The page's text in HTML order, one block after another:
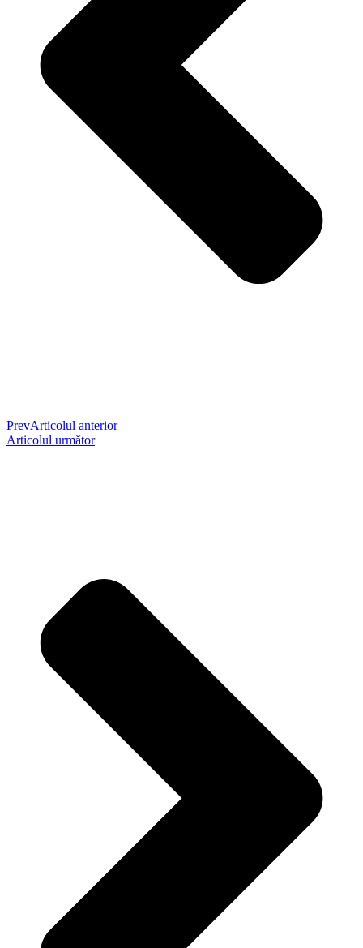
PrevArticolul anterior
Articolul următor